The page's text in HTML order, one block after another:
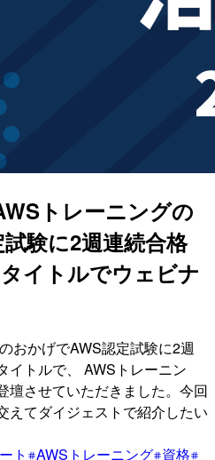
トレーニングの
験に2週連続合格
イトルでウェビナ
おかげでAWS認定試験に2週
イトルで、 AWSトレーニン
壇させていただきました。今回
えてダイジェストで紹介したい
ト AWSトレーニング 資格